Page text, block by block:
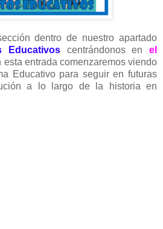
dentro de nuestro apartado
Educativos centrándonos enel
esta entrada comenzaremos viendo
Educativo para seguir en futuras
a lo largo de la historia en